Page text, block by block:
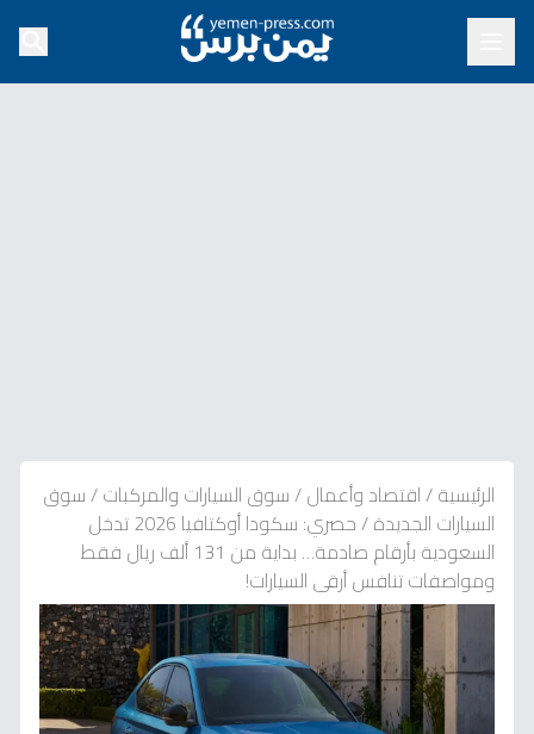
الرئيسية/اقتصاد وأعمال/سوق السيارات والمركبات/سوق
السيارات الجديدة/
حصري: سكودا أوكتافيا 2026 تدخل
السعودية بأرقام صادمة… بداية من 131 ألف ريال فقط
ومواصفات تنافس أرقى السيارات!